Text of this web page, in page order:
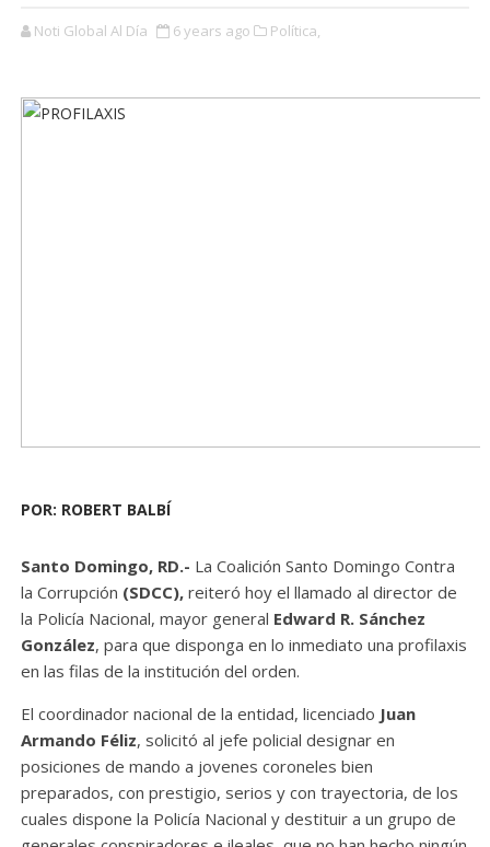
Noti Global Al Día 6 years ago Política,
POR: ROBERT BALBÍ
Santo Domingo, RD.- La Coalición Santo Domingo Contra
la Corrupción (SDCC), reiteró hoy el llamado al director de
la Policía Nacional, mayor general Edward R. Sánchez
González, para que disponga en lo inmediato una profilaxis
en las filas de la institución del orden.
El coordinador nacional de la entidad, licenciado Juan
Armando Féliz, solicitó al jefe policial designar en
posiciones de mando a jovenes coroneles bien
preparados, con prestigio, serios y con trayectoria, de los
cuales dispone la Policía Nacional y destituir a un grupo de